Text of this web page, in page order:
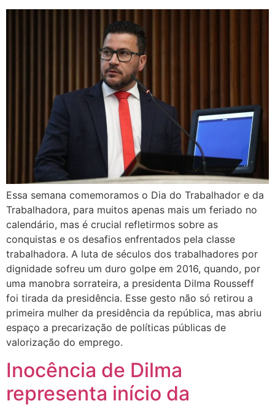
Essa semana comemoramos o Dia do Trabalhador e da
Trabalhadora, para muitos apenas mais um feriado no
calendário, mas é crucial refletirmos sobre as
conquistas e os desafios enfrentados pela classe
trabalhadora. A luta de séculos dos trabalhadores por
dignidade sofreu um duro golpe em 2016, quando, por
uma manobra sorrateira, a presidenta Dilma Rousseff
foi tirada da presidência. Esse gesto não só retirou a
primeira mulher da presidência da república, mas abriu
espaço a precarização de políticas públicas de
valorização do emprego.
Inocência de Dilma
representa início da